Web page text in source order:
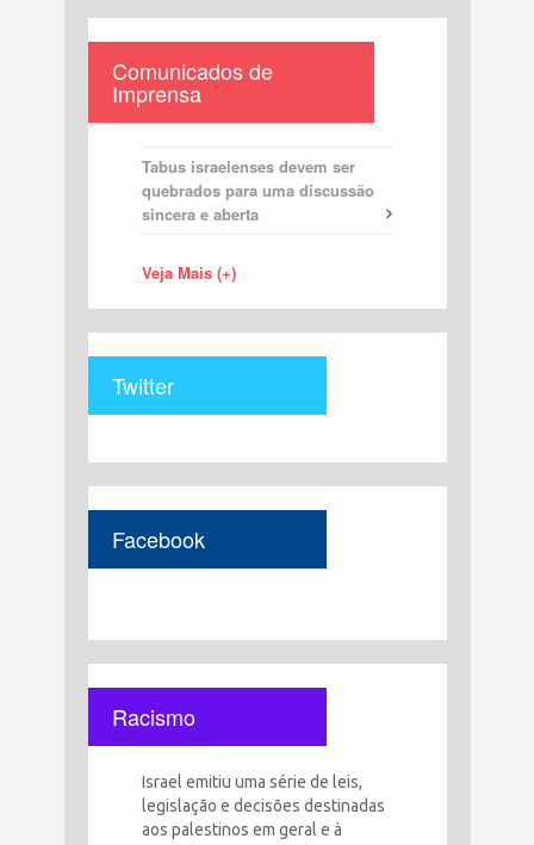
Comunicados de
Imprensa
Tabus israelenses devem ser
quebrados para uma discussão
sincera e aberta
Veja Mais (+)
Twitter
Facebook
Racismo
Israel emitiu uma série de leis,
legislação e decisões destinadas
aos palestinos em geral e à